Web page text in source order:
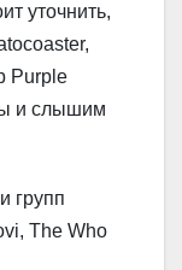
уточнить,
Purple
и слышим
групп
The Who